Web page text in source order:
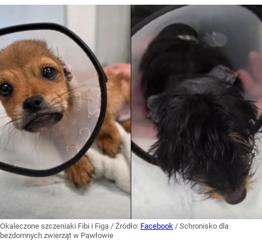
Okaleczone szczeniaki Fibi i Figa / Źródło: Facebook / Schronisko dla
bezdomnych zwierząt w Pawłowie